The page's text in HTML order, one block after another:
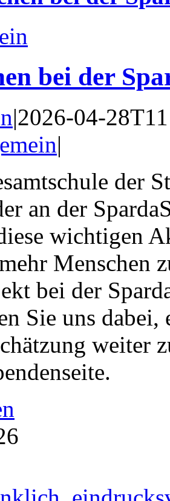
bei der
|2026-04-
|
der
an der
wichtigen
Menschen
bei der
Sie uns
weiter